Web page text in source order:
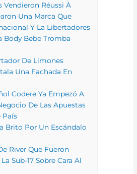
Vendieron Réussi À
Una Marca Que
Y La Libertadores
Body Bebe Tromba
De Limones
Una Fachada En
Codere Ya Empezó A
De Las Apuestas
País
Brito Por Un Escándalo
River Que Fueron
Sub-17 Sobre Cara Al